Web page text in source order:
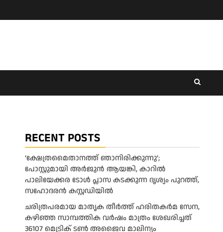
RECENT POSTS
‘ക്ഷേത്രമൈതാനത്ത് ഞാനിരിക്കുന്നു’;
പോസ്റ്റുമായി അർജുൻ ആയങ്കി, കാറിൽ
പാലിയേക്കര ടോൾ പ്ലാസ കടക്കുന്ന ദൃശ്യം പുറത്ത്,
സഹോദരൻ കസ്റ്റഡിയിൽ
ചരിത്രപരമായ മാതൃക തീര്‍ത്ത് ഹരിതകര്‍മ സേന,
കഴിഞ്ഞ സാമ്പത്തിക വര്‍ഷം മാത്രം ശേഖരിച്ചത്
36107 മെട്രിക് ടണ്‍ അജൈവ മാലിന്യം